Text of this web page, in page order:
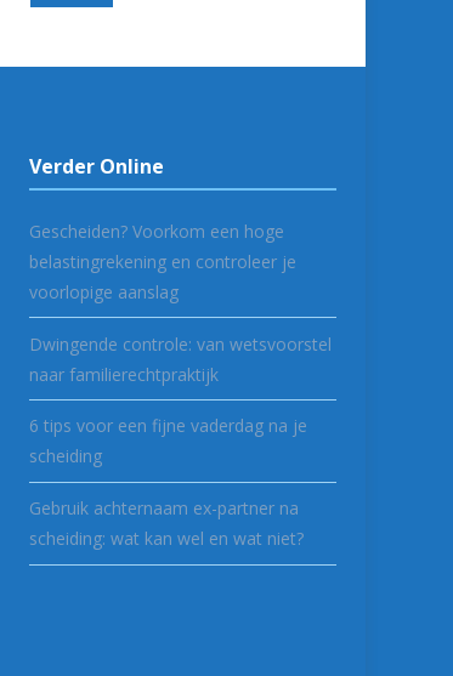
Verder Online
Gescheiden? Voorkom een hoge
belastingrekening en controleer je
voorlopige aanslag
Dwingende controle: van wetsvoorstel
naar familierechtpraktijk
6 tips voor een fijne vaderdag na je
scheiding
Gebruik achternaam ex-partner na
scheiding: wat kan wel en wat niet?